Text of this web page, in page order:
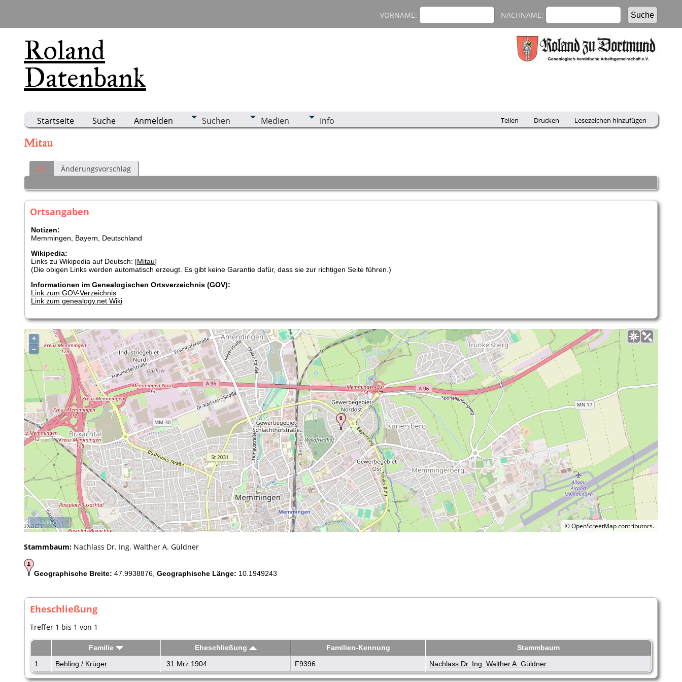
Roland
Datenbank
VORNAME: NACHNAME:
Startseite Suche Anmelden Suchen Medien Info Teilen Drucken Lesezeichen hinzufügen
Mitau
Ort Änderungsvorschlag
Ortsangaben
Notizen:
Memmingen, Bayern, Deutschland
Wikipedia:
Links zu Wikipedia auf Deutsch: [Mitau]
(Die obigen Links werden automatisch erzeugt. Es gibt keine Garantie dafür, dass sie zur richtigen Seite führen.)
Informationen im Genealogischen Ortsverzeichnis (GOV):
Link zum GOV-Verzeichnis
Link zum genealogy.net Wiki
+
–
©OpenStreetMapcontributors.
500 m
Stammbaum: Nachlass Dr. Ing. Walther A. Güldner
Geographische Breite: 47.9938876, Geographische Länge: 10.1949243
Eheschließung
Treffer 1 bis 1 von 1
Familie Eheschließung Familien-Kennung
Stammbaum
1
Behling / Krüger 31 Mrz 1904 F9396 Nachlass Dr. Ing. Walther A. Güldner